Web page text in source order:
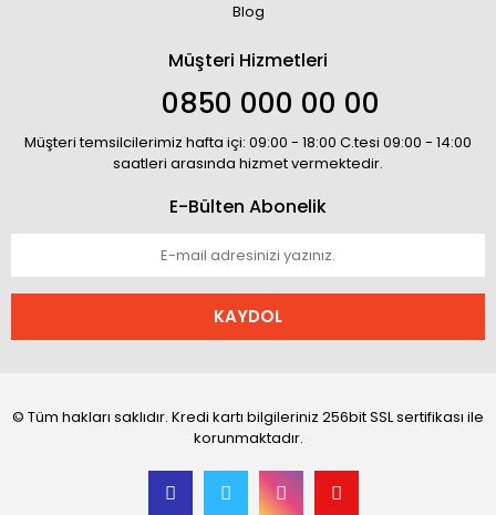
Blog
Müşteri Hizmetleri
0850 000 00 00
Müşteri temsilcilerimiz hafta içi: 09:00 - 18:00 C.tesi 09:00 - 14:00
saatleri arasında hizmet vermektedir.
E-Bülten Abonelik
KAYDOL
© Tüm hakları saklıdır. Kredi kartı bilgileriniz 256bit SSL sertifikası ile
korunmaktadır.